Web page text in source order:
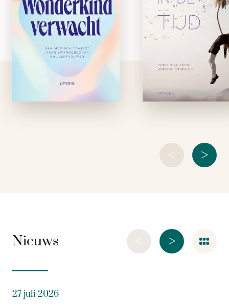
< >
De What to Expect
When You’re
Expecting na een
fertiliteitstraject.
Wonderkind verwacht
is een unieke gids
voor vrouwen die een
medisch traject
hebben afgelegd om
zwanger te worden.
In Een eiland in
tijd
Marieke
met een
van totale
en sterk
vermogen de jaren
de wachtkamer
nieuw leven.
Nieuws >
<
27 juli 2026